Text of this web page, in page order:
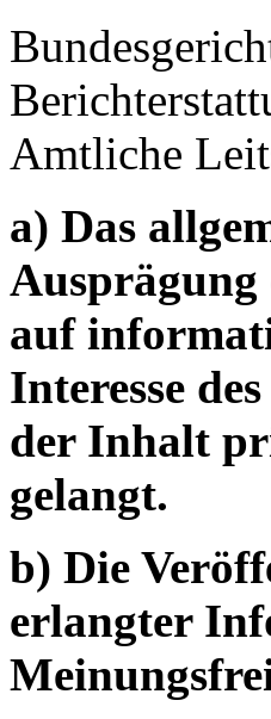
Amtliche
a) Das
Ausprägung
auf
Interesse
der Inhalt
gelangt.
b) Die
erlangter